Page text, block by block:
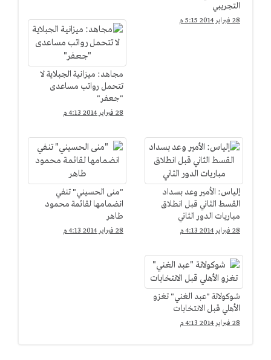
التجريبي
28 فبراير 2014 5:15 م
مجاهد: ميزانية الجبلاية لا
تتحمل رواتب مساعدى
"جعفر"
28 فبراير 2014 4:13 م
إلياس: الأمير وعد بسداد
القسط الثاني قبل انطلاق
مباريات الدور الثاني
28 فبراير 2014 4:13 م
"منى الحسيني" تنفي
انضمامها لقائمة محمود
طاهر
28 فبراير 2014 4:13 م
شوكولاتة "عبد الغني" تغزو
الأهلي قبل الانتخابات
28 فبراير 2014 4:13 م